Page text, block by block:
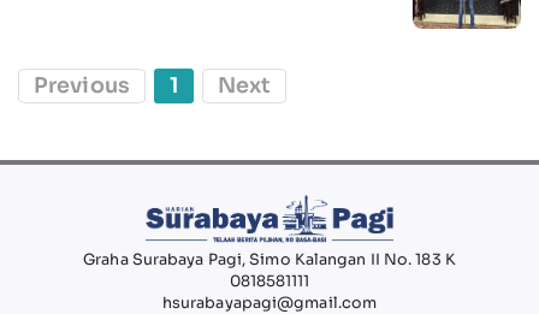
Previous 1 Next
Graha Surabaya Pagi, Simo Kalangan II No. 183 K
0818581111
hsurabayapagi@gmail.com